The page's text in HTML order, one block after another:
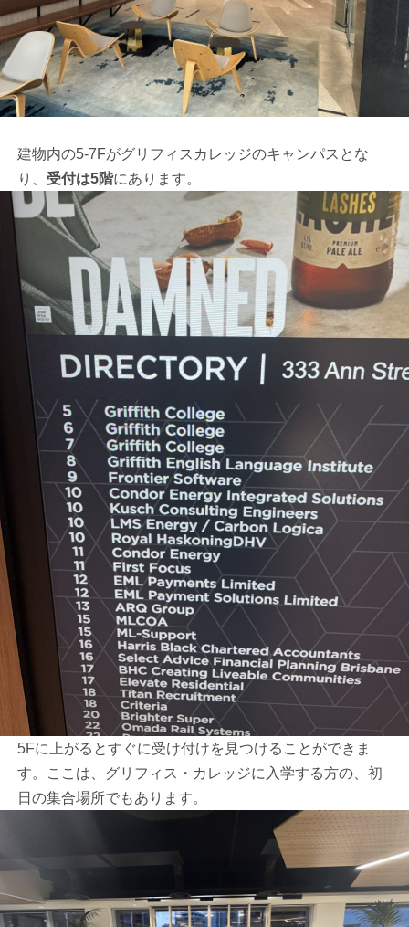
建物内の5-7Fがグリフィスカレッジのキャンパスとな
り、 受付は5階にあります。
5Fに上がるとすぐに受け付けを見つけることができま
す。ここは、グリフィス・カレッジに入学する方の、初
日の集合場所でもあります。